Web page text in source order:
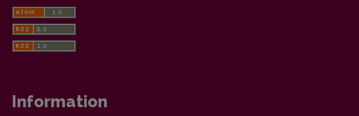
Information